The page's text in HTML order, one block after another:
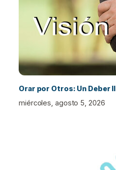
Orar por Otros: Un Deber II
miércoles, agosto 5, 2026